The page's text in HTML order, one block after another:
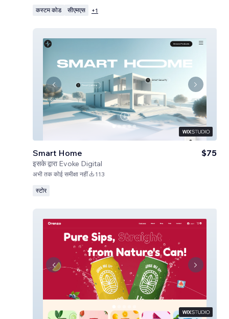
कस्टम कोड सीएमएस +1
Smart Home
इसके द्वारा Evoke Digital
$75
अभी तक कोई समीक्षा नहीं 113
स्टोर